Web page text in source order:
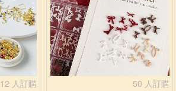
12 人訂購
50 人訂購